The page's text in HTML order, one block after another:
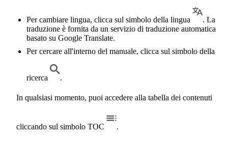
Per cambiare lingua, clicca sul simbolo della lingua
. La
traduzione è fornita da un servizio di traduzione automatica
basato su Google Translate.
Per cercare all'interno del manuale, clicca sul simbolo della
ricerca .
In qualsiasi momento, puoi accedere alla tabella dei contenuti
cliccando sul simbolo TOC .